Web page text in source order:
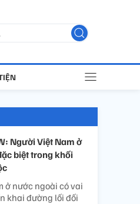
Người Việt Nam ở
biệt trong khối
ở nước ngoài có vai
khai đường lối đối